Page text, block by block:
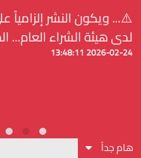
⚠️... ويكون النشر إلزامياً
لدى هيئة الشراء العام... الخ. (المادة
2026-02-24 13:48:11
هام جداً